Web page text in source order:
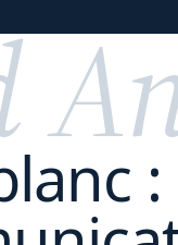
ou
: